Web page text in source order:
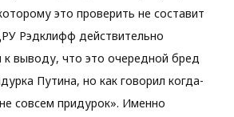
это проверить не составит
Рэдклифф действительно
к выводу, что это очередной бред
Путина, но как говорил когда-
совсем придурок». Именно